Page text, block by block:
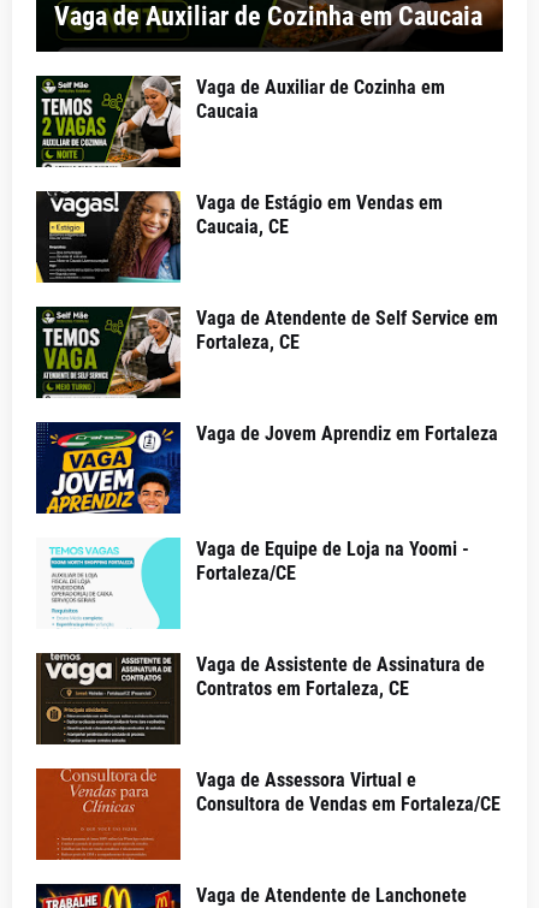
Vaga de Auxiliar de Cozinha em Caucaia
Vaga de Auxiliar de Cozinha em
Caucaia
Vaga de Estágio em Vendas em
Caucaia, CE
Vaga de Atendente de Self Service em
Fortaleza, CE
Vaga de Jovem Aprendiz em Fortaleza
Vaga de Equipe de Loja na Yoomi -
Fortaleza/CE
Vaga de Assistente de Assinatura de
Contratos em Fortaleza, CE
Vaga de Assessora Virtual e
Consultora de Vendas em Fortaleza/CE
Vaga de Atendente de Lanchonete